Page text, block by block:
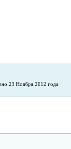
23 Ноября 2012 года